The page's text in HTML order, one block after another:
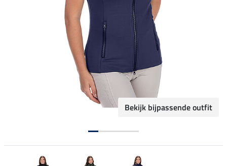
Bekijk bijpassende outfit